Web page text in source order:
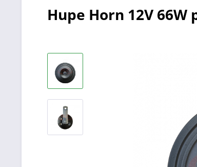
Hupe Horn 12V 66W